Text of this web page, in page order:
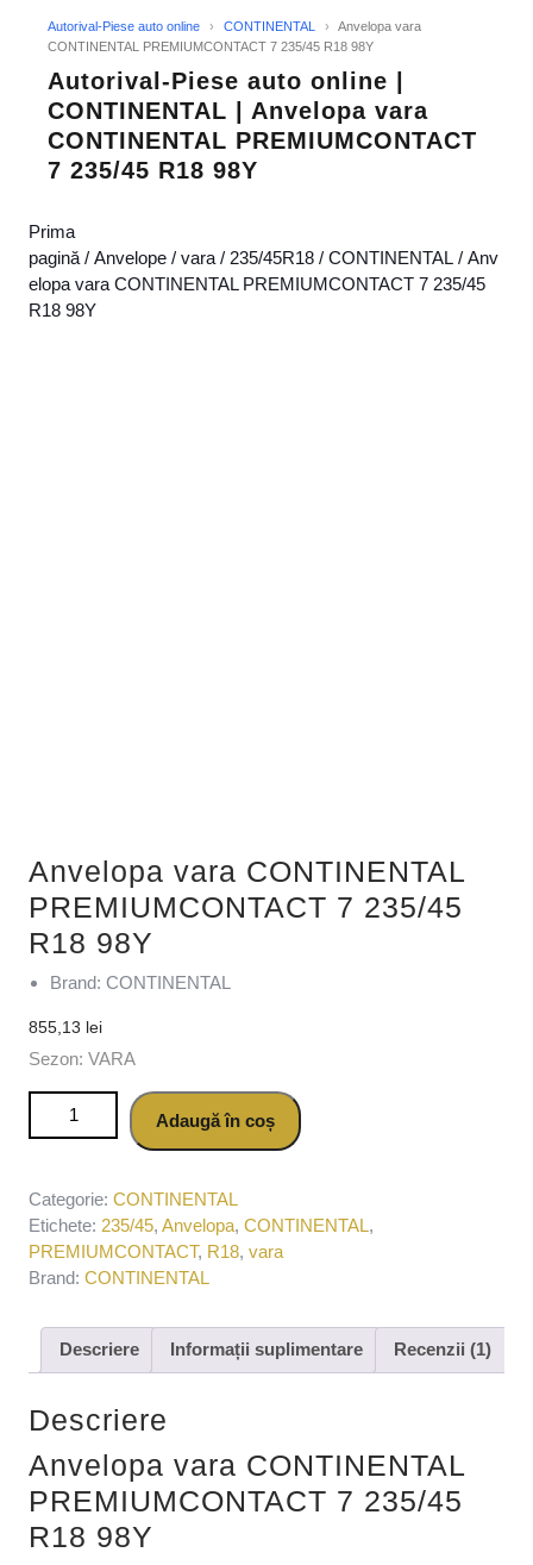
Autorival-Piese auto online › CONTINENTAL ›
Anvelopa vara
CONTINENTAL PREMIUMCONTACT 7 235/45 R18 98Y
Autorival-Piese auto online |
CONTINENTAL | Anvelopa vara
CONTINENTAL PREMIUMCONTACT
7 235/45 R18 98Y
Prima
pagină / Anvelope / vara / 235/45R18 / CONTINENTAL / Anv
elopa vara CONTINENTAL PREMIUMCONTACT 7 235/45
R18 98Y
Anvelopa vara CONTINENTAL
PREMIUMCONTACT 7 235/45
R18 98Y
Brand: CONTINENTAL
855,13 lei
Sezon: VARA
Cantitate Anvelopa vara CONTINENTAL
PREMIUMCONTACT 7 235/45 R18 98Y
Adaugă în coș
Categorie: CONTINENTAL
Etichete: 235/45, Anvelopa, CONTINENTAL,
PREMIUMCONTACT, R18, vara
Brand: CONTINENTAL
Descriere Informații suplimentare Recenzii (1)
Descriere
Anvelopa vara CONTINENTAL
PREMIUMCONTACT 7 235/45
R18 98Y